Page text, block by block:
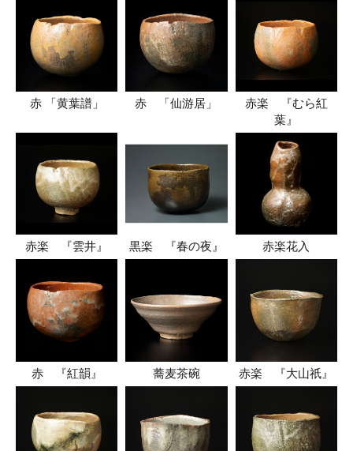
赤 「黄葉譜」 赤 「仙游居」
赤楽 『むら紅
葉』
赤楽 『雲井』 黒楽 『春の夜』 赤楽花入
赤 『紅韻』 蕎麦茶碗 赤楽 『大山祇』